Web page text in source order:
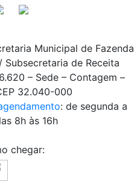
Municipal de Fazenda
de Receita
– Sede – Contagem –
32.040-000
: de segunda a
8h às 16h
chegar: